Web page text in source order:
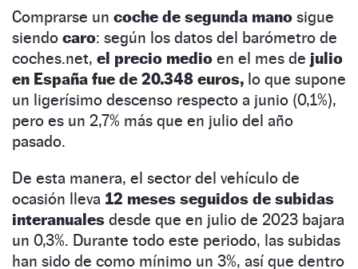
Comprarse un coche de segunda mano sigue
siendo caro: según los datos del barómetro de
coches.net, el precio medio en el mes de julio
en España fue de 20.348 euros, lo que supone
un ligerísimo descenso respecto a junio (0,1%),
pero es un 2,7% más que en julio del año
pasado.
De esta manera, el sector del vehículo de
ocasión lleva 12 meses seguidos de subidas
interanuales desde que en julio de 2023 bajara
un 0,3%. Durante todo este periodo, las subidas
han sido de como mínimo un 3%, así que dentro